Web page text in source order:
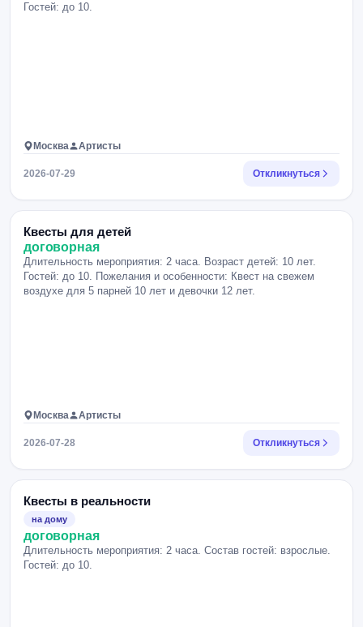
Гостей: до 10.
Москва Артисты
2026-07-29 Откликнуться
Квесты для детей
договорная
Длительность мероприятия: 2 часа. Возраст детей: 10 лет.
Гостей: до 10. Пожелания и особенности: Квест на свежем
воздухе для 5 парней 10 лет и девочки 12 лет.
Москва Артисты
2026-07-28 Откликнуться
Квесты в реальности
на дому
договорная
Длительность мероприятия: 2 часа. Состав гостей: взрослые.
Гостей: до 10.